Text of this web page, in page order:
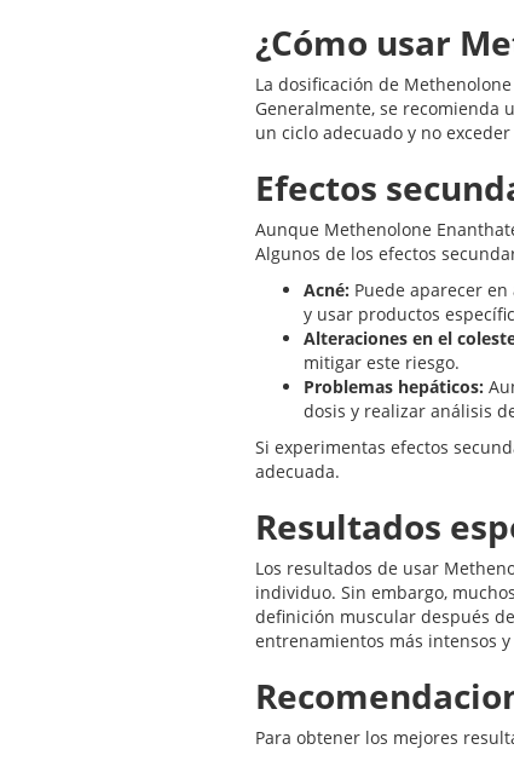
¿Cómo usar
La dosificación de
Generalmente, se recomienda
un ciclo adecuado y no
Efectos
Aunque Methenolone
Algunos de los efectos
Acné: Puede aparecer
y usar productos
Alteraciones en el
mitigar este riesgo.
Problemas hepáticos:
dosis y realizar análisis
Si experimentas efectos
adecuada.
Resultados
Los resultados de usar
individuo. Sin embargo,
definición muscular después
entrenamientos más intensos y
Para obtener los mejores